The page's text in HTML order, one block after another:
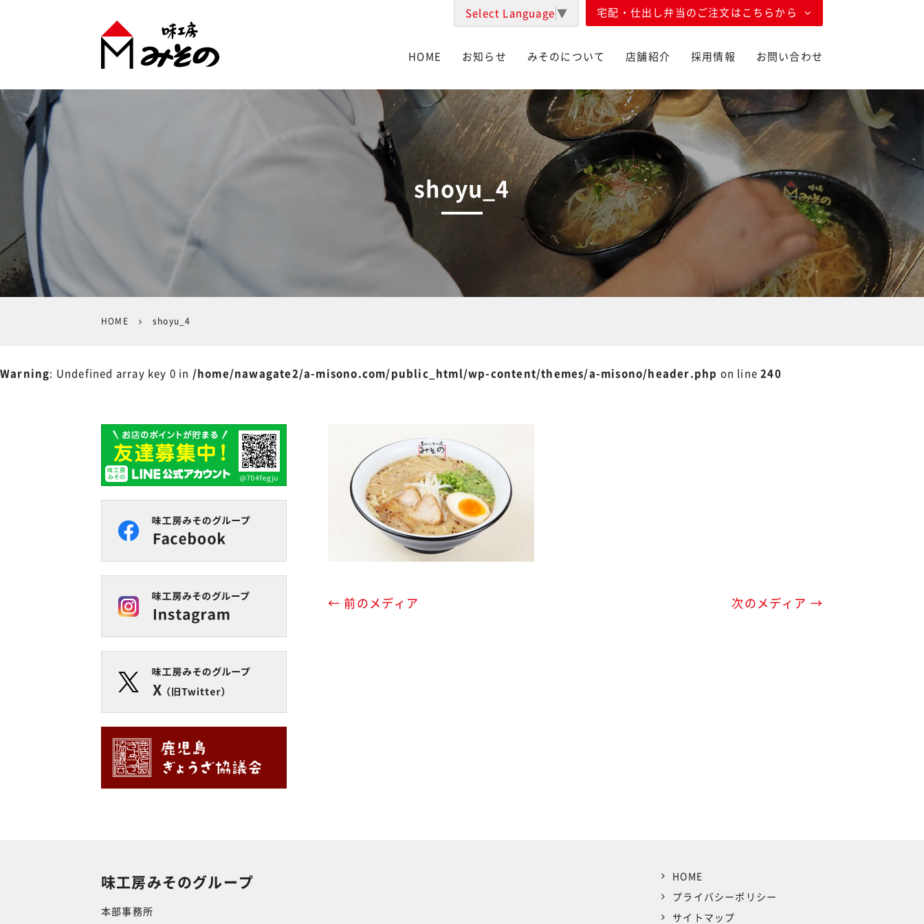
Select Language▼ 宅配・仕出し弁当のご注文はこちらから
HOME お知らせ みそのについて 店舗紹介 採用情報 お問い合わせ
shoyu_4
HOME shoyu_4
Warning: Undefined array key 0 in /home/nawagate2/a-misono.com/public_html/wp-content/themes/a-misono/header.php on line240
← 前のメディア 次のメディア →
味工房みそのグループ
本部事務所
HOME
プライバシーポリシー
サイトマップ